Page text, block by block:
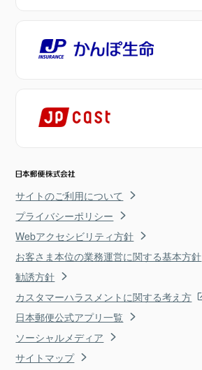
サイトのご利用について
プライバシーポリシー
Webアクセシビリティ方針
お客さま本位の業務運営に関する基本方針
勧誘方針
カスタマーハラスメントに関する考え方
日本郵便公式アプリ一覧
ソーシャルメディア
サイトマップ